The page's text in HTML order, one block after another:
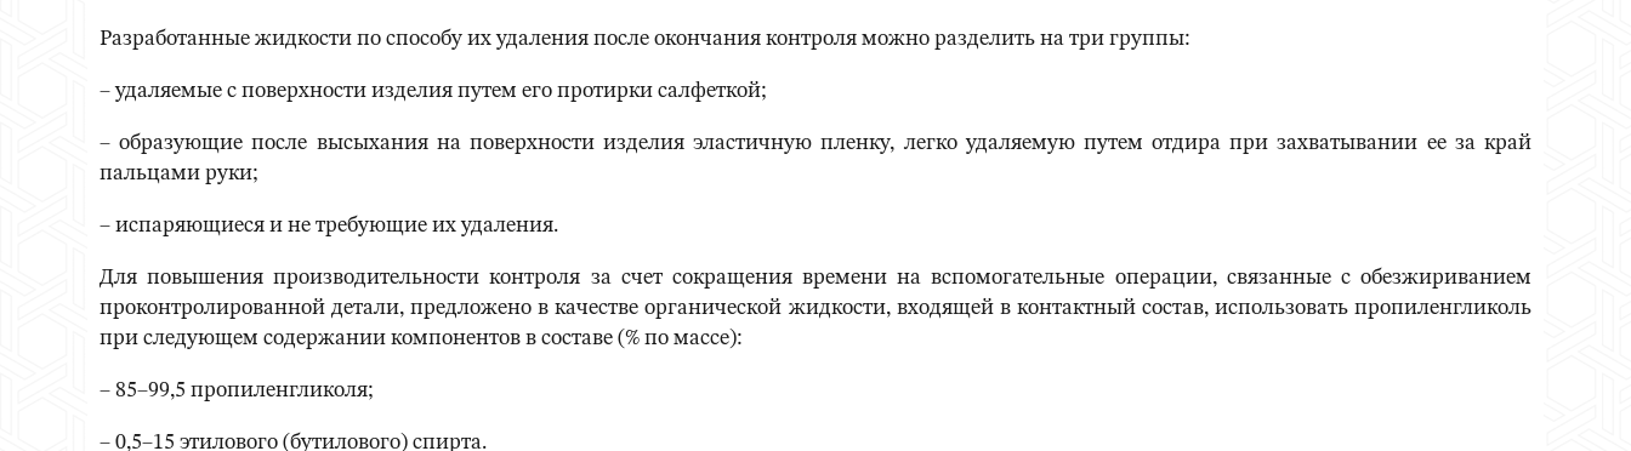
Разработанные жидкости по способу их удаления после окончания контроля можно разделить на три группы:
– удаляемые с поверхности изделия путем его протирки салфеткой;
– образующие после высыхания на поверхности изделия эластичную пленку, легко удаляемую путем отдира при захватывании ее за край
пальцами руки;
– испаряющиеся и не требующие их удаления.
Для повышения производительности контроля за счет сокращения времени на вспомогательные операции, связанные с обезжириванием
проконтролированной детали, предложено в качестве органической жидкости, входящей в контактный состав, использовать пропиленгликоль
при следующем содержании компонентов в составе (% по массе):
– 85–99,5 пропиленгликоля;
– 0,5–15 этилового (бутилового) спирта.